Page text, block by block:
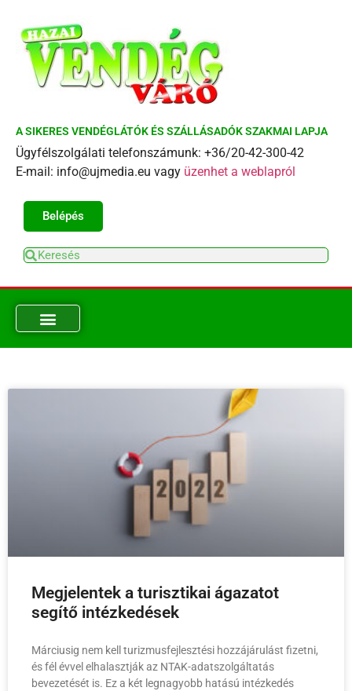
A SIKERES VENDÉGLÁTÓK ÉS SZÁLLÁSADÓK SZAKMAI LAPJA
Ügyfélszolgálati telefonszámunk: +36/20-42-300-42
E-mail: info@ujmedia.eu vagy üzenhet a weblapról
Belépés
Megjelentek a turisztikai ágazatot
segítő intézkedések
Márciusig nem kell turizmusfejlesztési hozzájárulást fizetni,
és fél évvel elhalasztják az NTAK-adatszolgáltatás
bevezetését is. Ez a két legnagyobb hatású intézkedés